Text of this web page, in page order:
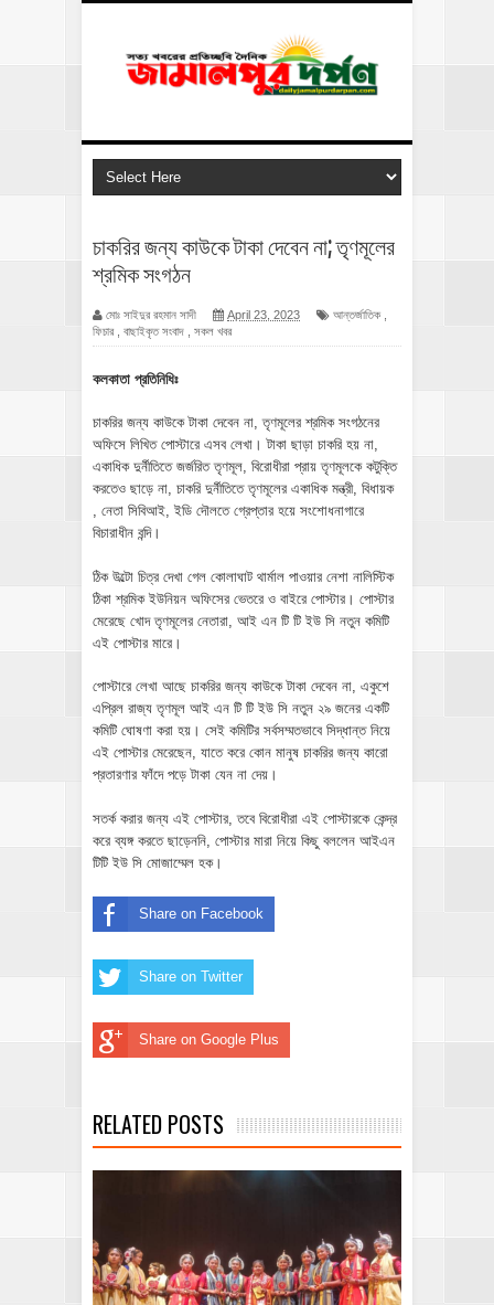
চাকরির জন্য কাউকে টাকা দেবেন না; তৃণমূলের
শ্রমিক সংগঠন
মোঃ সাইদুর রহমান সাদী April 23, 2023 আন্তর্জাতিক
ফিচার
বাছাইকৃত সংবাদ সকল খবর
কলকাতা প্রতিনিধিঃ
চাকরির জন্য কাউকে টাকা দেবেন না, তৃণমূলের শ্রমিক সংগঠনের
অফিসে লিখিত পোস্টারে এসব লেখা। টাকা ছাড়া চাকরি হয় না,
একাধিক দুর্নীতিতে জর্জরিত তৃণমূল, বিরোধীরা প্রায় তৃণমূলকে কটুক্তি
করতেও ছাড়ে না, চাকরি দুর্নীতিতে তৃণমূলের একাধিক মন্ত্রী, বিধায়ক
, নেতা সিবিআই, ইডি দৌলতে গ্রেপ্তার হয়ে সংশোধনাগারে
বিচারাধীন বন্দি।
ঠিক উল্টো চিত্র দেখা গেল কোলাঘাট থার্মাল পাওয়ার নেশা নালিস্টিক
ঠিকা শ্রমিক ইউনিয়ন অফিসের ভেতরে ও বাইরে পোস্টার। পোস্টার
মেরেছে খোদ তৃণমূলের নেতারা, আই এন টি টি ইউ সি নতুন কমিটি
এই পোস্টার মারে।
পোস্টারে লেখা আছে চাকরির জন্য কাউকে টাকা দেবেন না, একুশে
এপ্রিল রাজ্য তৃণমূল আই এন টি টি ইউ সি নতুন ২৯ জনের একটি
কমিটি ঘোষণা করা হয়। সেই কমিটির সর্বসম্মতভাবে সিদ্ধান্ত নিয়ে
এই পোস্টার মেরেছেন, যাতে করে কোন মানুষ চাকরির জন্য কারো
প্রতারণার ফাঁদে পড়ে টাকা যেন না দেয়।
সতর্ক করার জন্য এই পোস্টার, তবে বিরোধীরা এই পোস্টারকে কেন্দ্র
করে ব্যঙ্গ করতে ছাড়েননি, পোস্টার মারা নিয়ে কিছু বললেন আইএন
টিটি ইউ সি মোজাম্মেল হক।
Share on Facebook
Share on Twitter
Share on Google Plus
RELATED POSTS